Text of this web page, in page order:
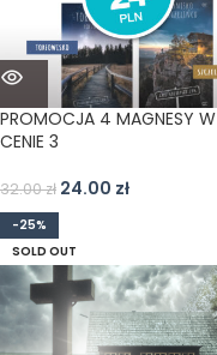
PROMOCJA 4 MAGNESY W
CENIE 3
32.00zł 24.00 zł
-25%
SOLD OUT